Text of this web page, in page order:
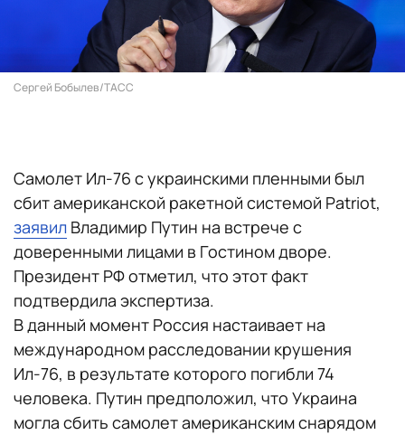
Сергей Бобылев/ТАСС
Самолет Ил-76 с украинскими пленными был
сбит американской ракетной системой Patriot,
заявил Владимир Путин на встрече с
доверенными лицами в Гостином дворе.
Президент РФ отметил, что этот факт
подтвердила экспертиза.
В данный момент Россия настаивает на
международном расследовании крушения
Ил-76, в результате которого погибли 74
человека. Путин предположил, что Украина
могла сбить самолет американским снарядом